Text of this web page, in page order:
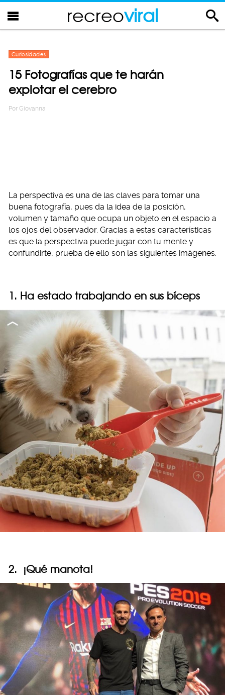
recreoviral
Curiosidades
15 Fotografías que te harán
explotar el cerebro
Por Giovanna
La perspectiva es una de las claves para tomar una
buena fotografía, pues da la idea de la posición,
volumen y tamaño que ocupa un objeto en el espacio a
los ojos del observador. Gracias a estas características
es que la perspectiva puede jugar con tu mente y
confundirte, prueba de ello son las siguientes imágenes.
1. Ha estado trabajando en sus bíceps
2. ¡Qué manota!